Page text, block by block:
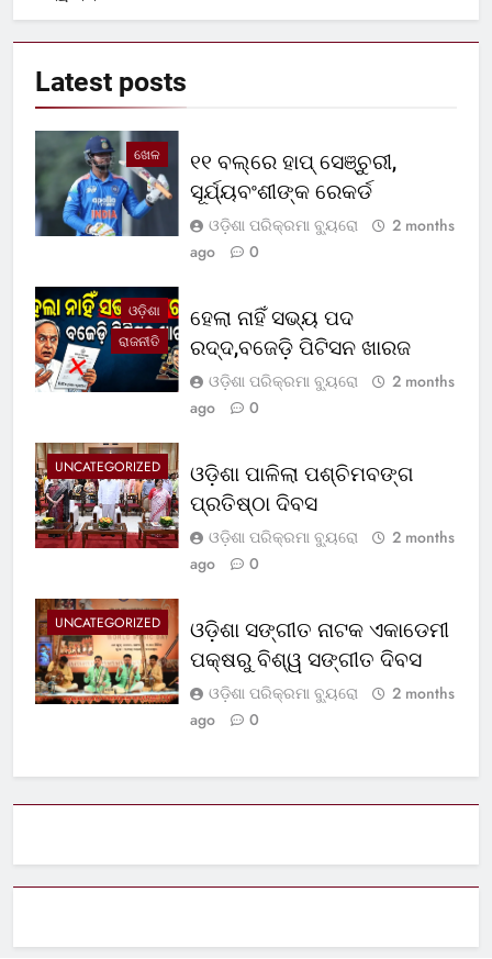
Latest posts
ଖେଳ
୧୧ ବଲ୍‌ରେ ହାପ୍ ସେଞ୍ଚୁରୀ,
ସୂର୍ଯ୍ୟବଂଶୀଙ୍କ ରେକର୍ଡ
ଓଡ଼ିଶା ପରିକ୍ରମା ବ୍ୟୁରୋ
2 months
ago
0
ଓଡ଼ିଶା
ରାଜନୀତି
ହେଲା ନାହିଁ ସଭ୍ୟ ପଦ
ରଦ୍ଦ,ବଜେଡ଼ି ପିଟିସନ ଖାରଜ
ଓଡ଼ିଶା ପରିକ୍ରମା ବ୍ୟୁରୋ
2 months
ago
0
UNCATEGORIZED
ଓଡ଼ିଶା ପାଳିଲା ପଶ୍ଚିମବଙ୍ଗ
ପ୍ରତିଷ୍ଠା ଦିବସ
ଓଡ଼ିଶା ପରିକ୍ରମା ବ୍ୟୁରୋ
2 months
ago
0
UNCATEGORIZED
ଓଡ଼ିଶା ସଙ୍ଗୀତ ନାଟକ ଏକାଡେମୀ
ପକ୍ଷରୁ ବିଶ୍ୱ ସଙ୍ଗୀତ ଦିବସ
ଓଡ଼ିଶା ପରିକ୍ରମା ବ୍ୟୁରୋ
2 months
ago
0